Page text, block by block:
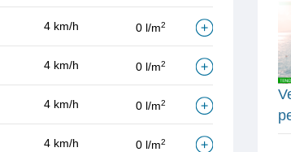
4 km/h 0 l/m2
4 km/h 0 l/m2
4 km/h 0 l/m2
4 km/h 0 l/m2